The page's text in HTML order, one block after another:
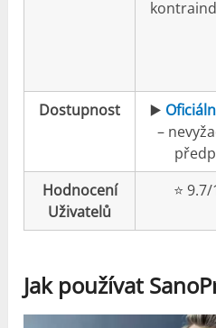
Dostupnost
▶️
–
Hodnocení
Uživatelů
⭐️
Jak používat